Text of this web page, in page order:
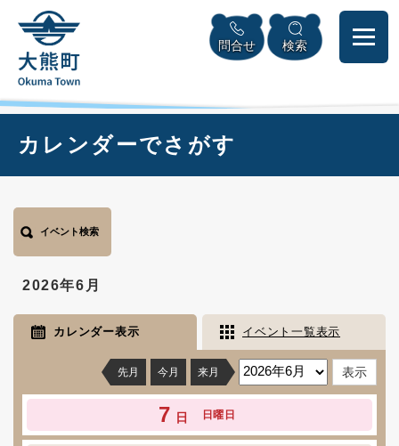
頭
メニューを飛ばして本文へ
問合せ 検索
カレンダーでさがす
イベント検索
2026年6月
カレンダー表示 イベント一覧表示
先月 今月 来月
7 日 日曜日